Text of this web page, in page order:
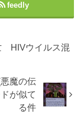
feedly
HIVウイルス混
魔の伝
が似て
る件